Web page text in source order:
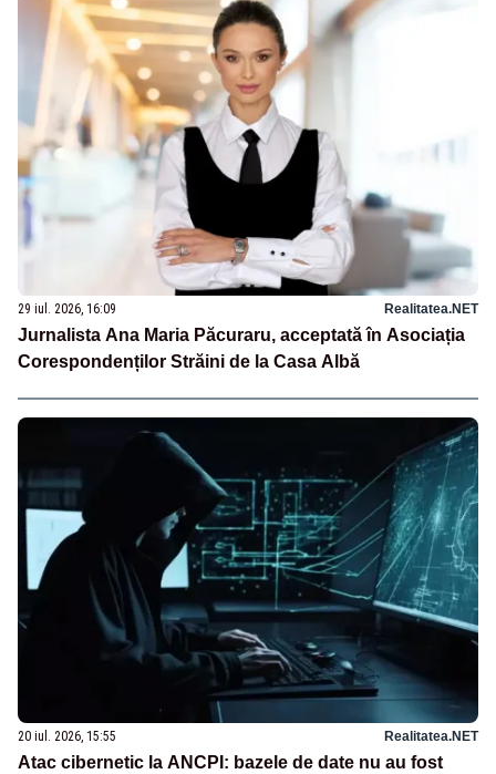
29 iul. 2026, 16:09 Realitatea.NET
Jurnalista Ana Maria Păcuraru, acceptată în Asociația
Corespondenților Străini de la Casa Albă
20 iul. 2026, 15:55 Realitatea.NET
Atac cibernetic la ANCPI: bazele de date nu au fost